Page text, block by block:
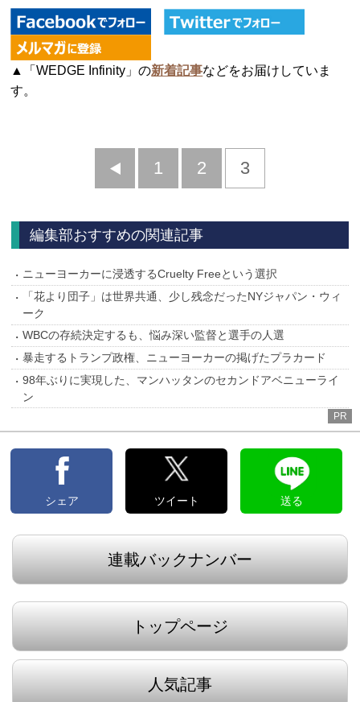
▲「WEDGE Infinity」の新着記事などをお届けしていま
す。
前
1 2 3
編集部おすすめの関連記事
ニューヨーカーに浸透するCruelty Freeという選択
「花より団子」は世界共通、少し残念だったNYジャパン・ウィ
ーク
WBCの存続決定するも、悩み深い監督と選手の人選
暴走するトランプ政権、ニューヨーカーの掲げたプラカード
98年ぶりに実現した、マンハッタンのセカンドアベニューライ
ン
PR
シェア ツイート 送る
連載バックナンバー
トップページ
人気記事